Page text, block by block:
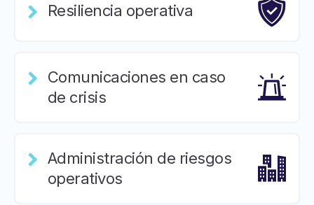
Resiliencia operativa
Comunicaciones en caso
de crisis
Administración de riesgos
operativos